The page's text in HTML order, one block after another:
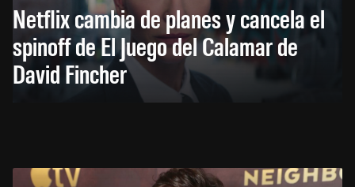
Netflix cambia de planes y cancela el
spinoff de El Juego del Calamar de
David Fincher